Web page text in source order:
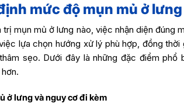
mức độ mụn mủ ở lưng
mụn mủ ở lưng nào, việc nhận diện đúng
lựa chọn hướng xử lý phù hợp, đồng thời
sẹo. Dưới đây là những đặc điểm phổ
ở lưng và nguy cơ đi kèm